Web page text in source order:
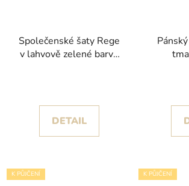
Společenské šaty Rege
v lahvově zelené barvě
DETAIL
K PŮJČENÍ K PŮJČENÍ